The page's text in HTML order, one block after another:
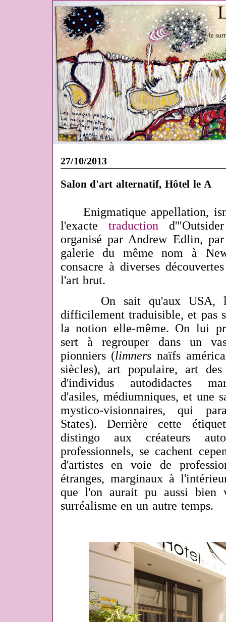
27/10/2013
Salon d'art alternatif, Hôtel le A
Enigmatique appellation,
l'exacte traduction
organisé par Andrew Edlin,
galerie du même nom à
consacre à diverses
l'art brut.
On sait qu'aux USA, le
difficilement traduisible, et pas
la notion elle-même. On lui
sert à regrouper dans un
pionniers (limners naïfs
siècles), art populaire, art
d'individus autodidactes
d'asiles, médiumniques, et une
mystico-visionnaires, qui
States). Derrière cette
distingo aux créateurs
professionnels, se cachent
d'artistes en voie de
étranges, marginaux à
que l'on aurait pu aussi bien
surréalisme en un autre temps.